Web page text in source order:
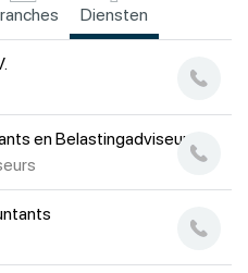
Diensten
en Belastingadviseurs